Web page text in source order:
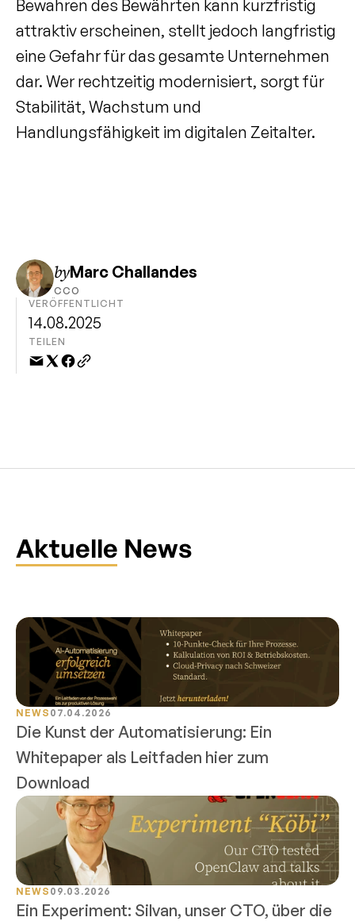
Bewahren des Bewährten kann kurzfristig
attraktiv erscheinen, stellt jedoch langfristig
eine Gefahr für das gesamte Unternehmen
dar. Wer rechtzeitig modernisiert, sorgt für
Stabilität, Wachstum und
Handlungsfähigkeit im digitalen Zeitalter.
byMarc Challandes
CCO
VERÖFFENTLICHT
14.08.2025
TEILEN
Aktuelle News
NEWS 07.04.2026
Die Kunst der Automatisierung: Ein
Whitepaper als Leitfaden hier zum
Download
NEWS 09.03.2026
Ein Experiment: Silvan, unser CTO, über die